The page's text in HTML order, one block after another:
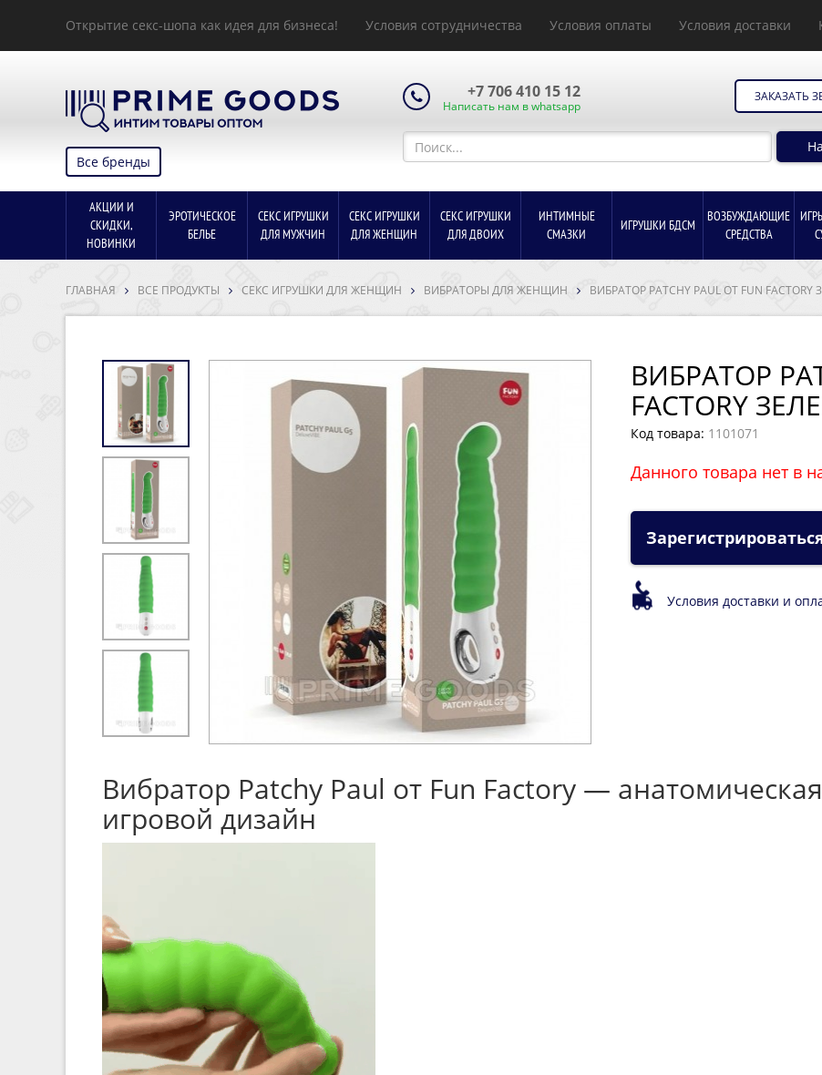
Открытие секс-шопа как идея для бизнеса! Условия сотрудничества Условия оплаты Условия доставки
Все бренды
+7 706 410 15 12
Написать нам в whatsapp
ЗАКАЗАТЬ
АКЦИИ И
СКИДКИ,
НОВИНКИ
ЭРОТИЧЕСКОЕ
БЕЛЬЕ
СЕКС ИГРУШКИ
ДЛЯ МУЖЧИН
СЕКС ИГРУШКИ
ДЛЯ ЖЕНЩИН
СЕКС ИГРУШКИ
ДЛЯ ДВОИХ
ИНТИМНЫЕ
СМАЗКИ
ИГРУШКИ БДСМ
ВОЗБУЖДАЮЩИЕ
СРЕДСТВА
ГЛАВНАЯ ВСЕ ПРОДУКТЫ СЕКС ИГРУШКИ ДЛЯ ЖЕНЩИН ВИБРАТОРЫ ДЛЯ ЖЕНЩИН ВИБРАТОР PATCHY PAUL ОТ FUN
ВИБРАТОР
FACTORY
Код товара: 1101071
Данного товара нет в
Условия доставки и
Вибратор Patchy Paul от Fun Factory —
игровой дизайн